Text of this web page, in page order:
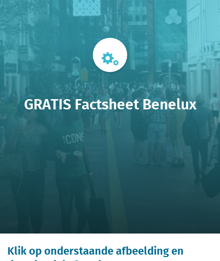
GRATIS Factsheet Benelux
Klik op onderstaande afbeelding en